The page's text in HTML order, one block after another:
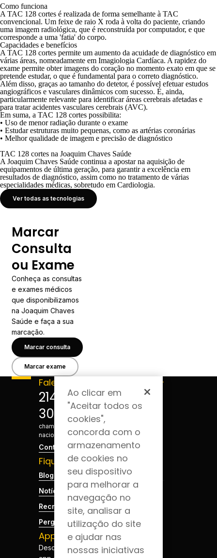
Como funciona
A TAC 128 cortes é realizada de forma semelhante à TAC
convencional. Um feixe de raio X roda à volta do paciente, criando
uma imagem radiológica, que é reconstruída por computador, e que
corresponde a uma 'fatia' do corpo.
Capacidades e benefícios
A TAC 128 cortes permite um aumento da acuidade de diagnóstico em
várias áreas, nomeadamente em Imagiologia Cardíaca. A rapidez do
exame permite obter imagens do coração no momento exato em que se
pretende estudar, o que é fundamental para o correto diagnóstico.
Além disso, graças ao tamanho do detetor, é possível efetuar estudos
angiográficos e vasculares dinâmicos com sucesso. É, ainda,
particularmente relevante para identificar áreas cerebrais afetadas e
para tratar acidentes vasculares cerebrais (AVC).
Em suma, a TAC 128 cortes possibilita:
• Uso de menor radiação durante o exame
• Estudar estruturas muito pequenas, como as artérias coronárias
• Melhor qualidade de imagem e precisão de diagnóstico
TAC 128 cortes na Joaquim Chaves Saúde
A Joaquim Chaves Saúde continua a apostar na aquisição de
equipamentos de última geração, para garantir a excelência em
resultados de diagnóstico, assim como no tratamento de várias
especialidades médicas, sobretudo em Cardiologia.
Ver todas as tecnologias
Marcar
Consulta
ou Exame
Conheça as consultas
e exames médicos
que disponibilizamos
na Joaquim Chaves
Saúde e faça a sua
marcação.
Marcar consulta
Marcar exame
Fale connosco
214 124
300
*Custo de
chamada para a rede fixa
nacional
Contactos
Fique por dentro
Blog da Saúde
Notícias
Recrutamento
Perguntas Frequentes
App JCS
Descarregue a nossa
Acompanhe-
Ao clicar em
"Aceitar todos os
cookies",
concorda com o
armazenamento
de cookies no
seu dispositivo
para melhorar a
navegação no
site, analisar a
utilização do site
e ajudar nas
nossas iniciativas